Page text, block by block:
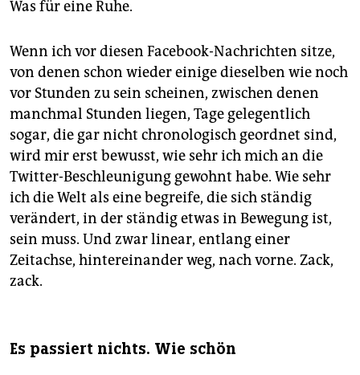
Was für eine Ruhe.
Wenn ich vor diesen Facebook-Nachrichten sitze,
von denen schon wieder einige dieselben wie noch
vor Stunden zu sein scheinen, zwischen denen
manchmal Stunden liegen, Tage gelegentlich
sogar, die gar nicht chronologisch geordnet sind,
wird mir erst bewusst, wie sehr ich mich an die
Twitter-Beschleunigung gewohnt habe. Wie sehr
ich die Welt als eine begreife, die sich ständig
verändert, in der ständig etwas in Bewegung ist,
sein muss. Und zwar linear, entlang einer
Zeitachse, hintereinander weg, nach vorne. Zack,
zack.
Es passiert nichts. Wie schön